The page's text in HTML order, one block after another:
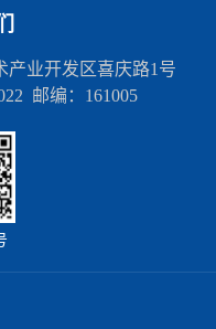
产业开发区喜庆路1号
邮编：161005